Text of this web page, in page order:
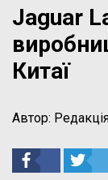
Jaguar
Китаї
Автор: